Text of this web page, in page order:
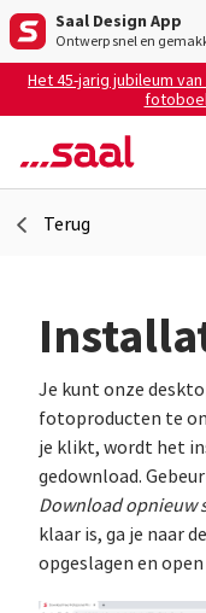
Saal Design App
Ontwerp snel en
Het 45-jarig jubileum
Terug
Je kunt onze
fotoproducten te
je klikt, wordt het
gedownload.
Download opnieuw
klaar is, ga je naar
opgeslagen en